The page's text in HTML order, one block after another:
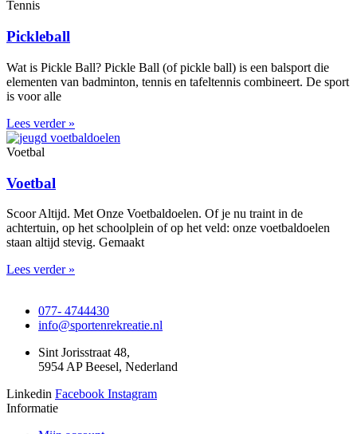
Tennis
Pickleball
Wat is Pickle Ball? Pickle Ball (of pickle ball) is een balsport die
elementen van badminton, tennis en tafeltennis combineert. De sport
is voor alle
Lees verder »
Voetbal
Voetbal
Scoor Altijd. Met Onze Voetbaldoelen. Of je nu traint in de
achtertuin, op het schoolplein of op het veld: onze voetbaldoelen
staan altijd stevig. Gemaakt
Lees verder »
077- 4744430
info@sportenrekreatie.nl
Sint Jorisstraat 48,
5954 AP Beesel, Nederland
Linkedin Facebook Instagram
Informatie